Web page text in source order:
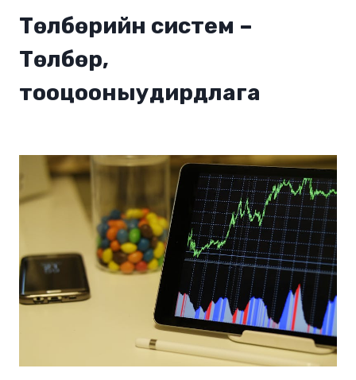
Төлбөрийн систем –
Төлбөр,
тооцооныудирдлага